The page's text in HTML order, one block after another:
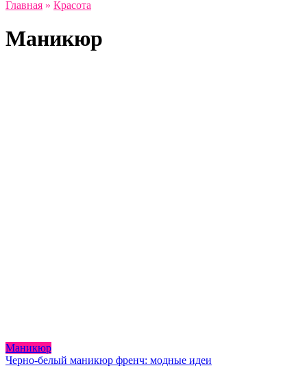
Главная » Красота
Маникюр
Маникюр
Черно-белый маникюр френч: модные идеи